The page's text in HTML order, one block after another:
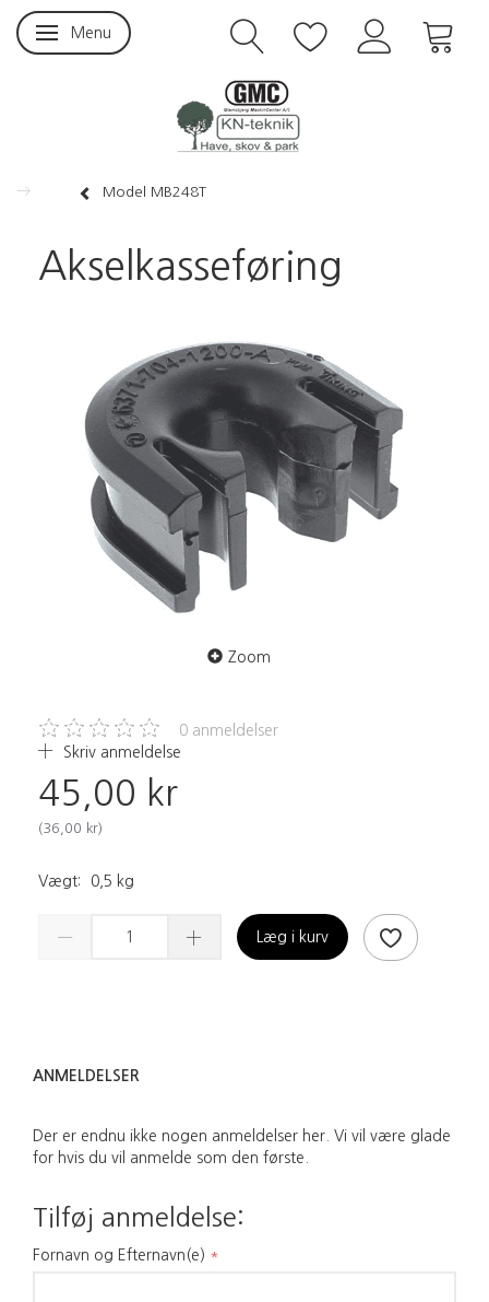
Skifte navigation
Menu
Model MB248T
Akselkasseføring
Zoom
0 anmeldelser
Skriv anmeldelse
45,00 kr
(36,00 kr)
Vægt: 0,5 kg
Læg i kurv
ANMELDELSER
Der er endnu ikke nogen anmeldelser her. Vi vil være glade
for hvis du vil anmelde som den første.
Tilføj anmeldelse:
Fornavn og Efternavn(e)